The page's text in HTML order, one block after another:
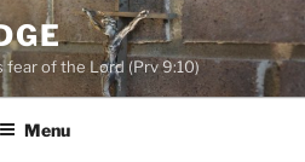
of the Lord (Prv 9:10)
Menu